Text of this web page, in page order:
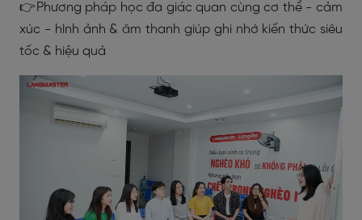
👉Phương pháp học đa giác quan cùng cơ thể - cảm
xúc - hình ảnh & âm thanh giúp ghi nhớ kiến thức siêu
tốc & hiệu quả